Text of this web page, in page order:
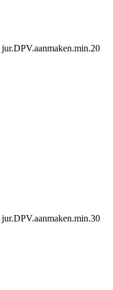
jur.DPV.aanmaken.min.20
jur.DPV.aanmaken.min.30